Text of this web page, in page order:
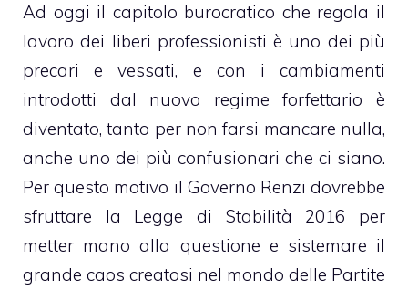
Ad oggi il capitolo burocratico che regola il
lavoro dei liberi professionisti è uno dei più
precari e vessati, e con i cambiamenti
introdotti dal nuovo regime forfettario è
diventato, tanto per non farsi mancare nulla,
anche uno dei più confusionari che ci siano.
Per questo motivo il Governo Renzi dovrebbe
sfruttare la Legge di Stabilità 2016 per
metter mano alla questione e sistemare il
grande caos creatosi nel mondo delle Partite